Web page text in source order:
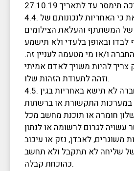
4.4. מובהר בזאת כי האחריות לנכונותם של
של המשתתף והעלאת הצילומים
ובאופן בלעדי ולא תישמע
ו/או מי מטעמה לעניין זה.
צריך להיות משויך לאדם אמיתי
וזהה לתעודת הזהות שלו.
4.5. מובהר כי החברה לא תישא באחריות בגין
במערכות התקשורת או ברשתות
חומרה או תוכנת מחשב מכל
עשויה לגרום לרשומה או לנתון
משוגרים, לאבדן, נזק או עיכוב
של שליחה לא תתקבל ולא תחשב
כהוכחת קבלה.